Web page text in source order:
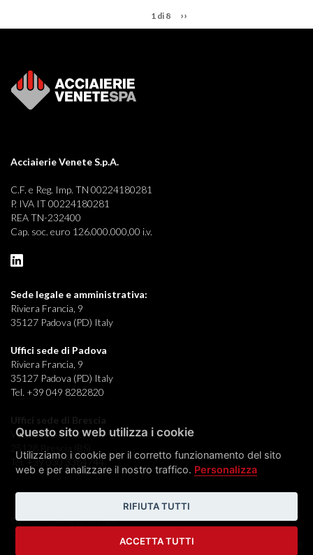
1 di 8 ››
Acciaierie Venete S.p.A.
C.F. e Reg. Imp. TN 00224180281
P. IVA IT 00224180281
REA TN-232400
Cap. soc. euro 126.000.000,00 i.v.
Sede legale e amministrativa:
Riviera Francia, 9
35127 Padova (PD) Italy
Uffici sede di Padova
Riviera Francia, 9
35127 Padova (PD) Italy
Tel. +39 049 8282820
Uffici sede di Brescia
Via Oberdan, 140
25128 Brescia (BS)
Tel. +39 030 3384744
© 2026 Acciaierie Venete s.p.a.
Questo sito web utilizza i cookie
Utilizziamo i cookie per il corretto funzionamento del sito
web e per analizzare il nostro traffico. Personalizza
RIFIUTA TUTTI
ACCETTA TUTTI